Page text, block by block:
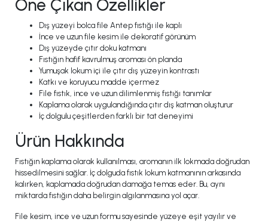
Öne Çıkan Özellikler
Dış yüzeyi bolca file Antep fıstığı ile kaplı
İnce ve uzun file kesim ile dekoratif görünüm
Dış yüzeyde çıtır doku katmanı
Fıstığın hafif kavrulmuş aroması ön planda
Yumuşak lokum içi ile çıtır dış yüzeyin kontrastı
Katkı ve koruyucu madde içermez
File fıstık, ince ve uzun dilimlenmiş fıstığı tanımlar
Kaplama olarak uygulandığında çıtır dış katman oluşturur
İç dolgulu çeşitlerden farklı bir tat deneyimi
Ürün Hakkında
Fıstığın kaplama olarak kullanılması, aromanın ilk lokmada doğrudan
hissedilmesini sağlar. İç dolguda fıstık lokum katmanının arkasında
kalırken, kaplamada doğrudan damağa temas eder. Bu, aynı
miktarda fıstığın daha belirgin algılanmasına yol açar.
File kesim, ince ve uzun formu sayesinde yüzeye eşit yayılır ve